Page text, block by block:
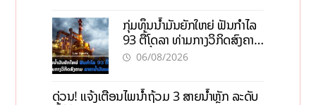
ກຸ່ມທຶນນ້ຳມັນຍັກໃຫຍ່ ຟັນກຳໄລ
93 ຕື້ໂດລາ ທ່າມກາງວິກິດສົງຄາມ
ລາຄານໍ້າມັນແພງ
06/08/2026
ດ່ວນ! ແຈ້ງເຕືອນໄພນໍ້າຖ້ວມ 3 ສາຍນໍ້າຫຼັກ ລະດັບ